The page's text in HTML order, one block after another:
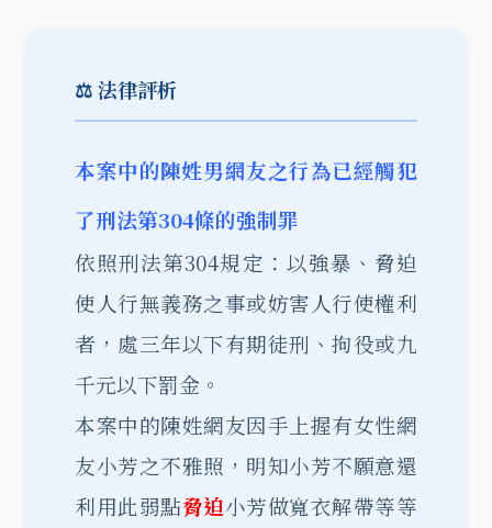
⚖️ 法律評析
本案中的陳姓男網友之行為已經觸犯
了刑法第304條的強制罪
依照刑法第304規定：以強暴、脅迫
使人行無義務之事或妨害人行使權利
者，處三年以下有期徒刑、拘役或九
千元以下罰金。
本案中的陳姓網友因手上握有女性網
友小芳之不雅照，明知小芳不願意還
利用此弱點脅迫小芳做寬衣解帶等等